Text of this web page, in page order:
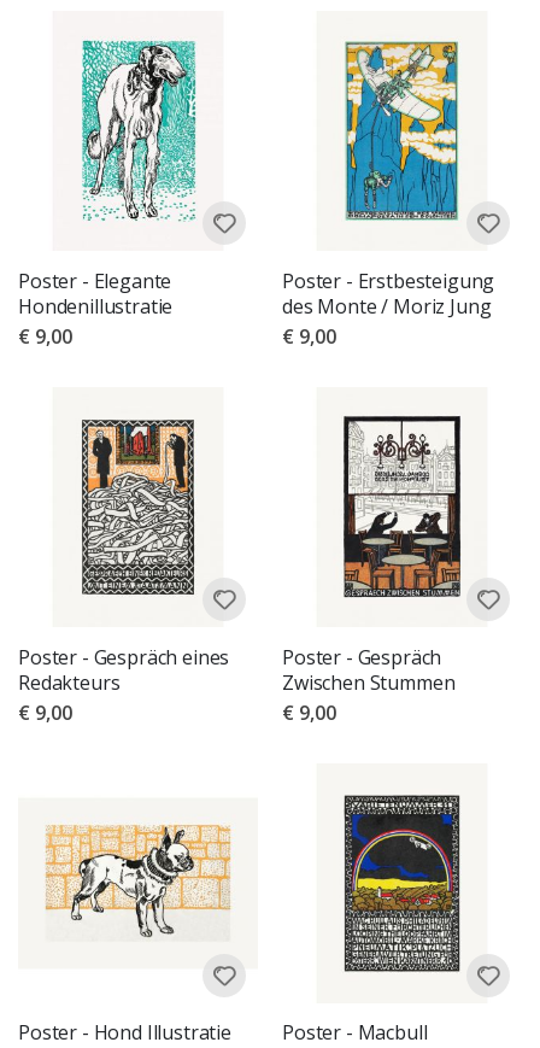
Poster - Elegante
Hondenillustratie
€ 9,00
Poster - Erstbesteigung
des Monte / Moriz Jung
€ 9,00
Poster - Gespräch eines
Redakteurs
€ 9,00
Poster - Gespräch
Zwischen Stummen
€ 9,00
Poster - Hond Illustratie
Poster - Macbull